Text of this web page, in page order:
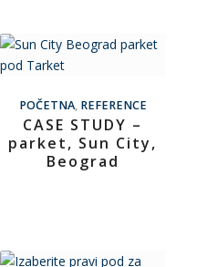
POČETNA, REFERENCE
CASE STUDY –
parket, Sun City,
Beograd